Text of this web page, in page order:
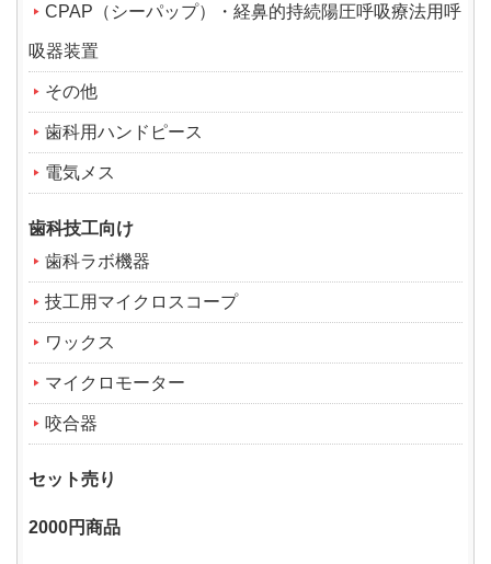
CPAP（シーパップ）・経鼻的持続陽圧呼吸療法用呼
吸器装置
その他
歯科用ハンドピース
電気メス
歯科技工向け
歯科ラボ機器
技工用マイクロスコープ
ワックス
マイクロモーター
咬合器
セット売り
2000円商品